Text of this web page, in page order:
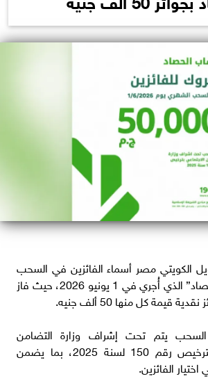
الكويتي مصر أسماء الفائزين في السحب
الشهري لحساب “الحصاد” الذي أُجري في 1 يونيو 2026، حيث فاز
قيمة كل منها 50 ألف جنيه.
يتم تحت إشراف وزارة التضامن
الاجتماعي، وفقًا للترخيص رقم 150 لسنة 2025، بما يضمن
الفائزين.